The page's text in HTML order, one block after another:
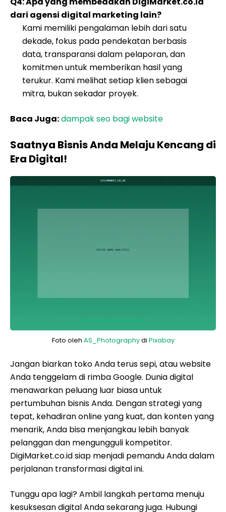
dari agensi digital marketing lain?
Kami memiliki pengalaman lebih dari satu
dekade, fokus pada pendekatan berbasis
data, transparansi dalam pelaporan, dan
komitmen untuk memberikan hasil yang
terukur. Kami melihat setiap klien sebagai
mitra, bukan sekadar proyek.
Baca Juga:dampak seo bagi website
Saatnya Bisnis Anda Melaju Kencang di
Era Digital!
Foto oleh AS_Photographydi Pixabay
Jangan biarkan toko Anda terus sepi, atau website
Anda tenggelam di rimba Google. Dunia digital
menawarkan peluang luar biasa untuk
pertumbuhan bisnis Anda. Dengan strategi yang
tepat, kehadiran online yang kuat, dan konten yang
menarik, Anda bisa menjangkau lebih banyak
pelanggan dan mengungguli kompetitor.
DigiMarket.co.id siap menjadi pemandu Anda dalam
perjalanan transformasi digital ini.
Tunggu apa lagi? Ambil langkah pertama menuju
kesuksesan digital Anda sekarang juga. Hubungi